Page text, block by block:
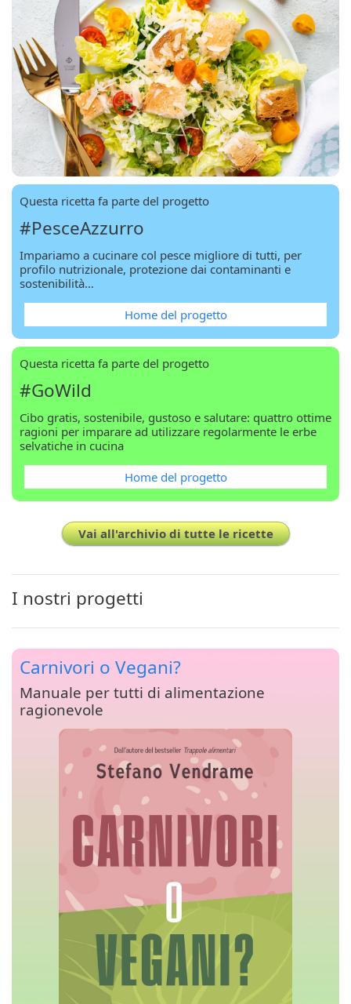
Questa ricetta fa parte del progetto
#PesceAzzurro
Impariamo a cucinare col pesce migliore di tutti, per
profilo nutrizionale, protezione dai contaminanti e
sostenibilità…
Home del progetto
Questa ricetta fa parte del progetto
#GoWild
Cibo gratis, sostenibile, gustoso e salutare: quattro ottime
ragioni per imparare ad utilizzare regolarmente le erbe
selvatiche in cucina
Home del progetto
Vai all'archivio di tutte le ricette
I nostri progetti
Carnivori o Vegani?
Manuale per tutti di alimentazione
ragionevole